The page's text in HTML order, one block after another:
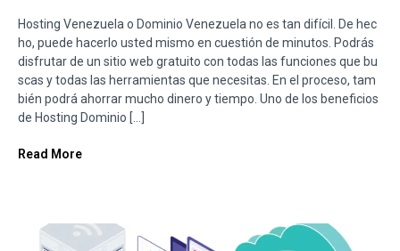
Hosting Venezuela o Dominio Venezuela no es tan difícil. De hec
ho, puede hacerlo usted mismo en cuestión de minutos. Podrás
disfrutar de un sitio web gratuito con todas las funciones que bu
scas y todas las herramientas que necesitas. En el proceso, tam
bién podrá ahorrar mucho dinero y tiempo. Uno de los beneficios
de Hosting Dominio […]
Read More